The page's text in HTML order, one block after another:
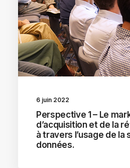
6 juin 2022
Perspective 1 – Le
d’acquisition et de la
à travers l’usage de la
données.